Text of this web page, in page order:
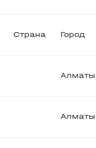
Страна Город
Алматы
Алматы